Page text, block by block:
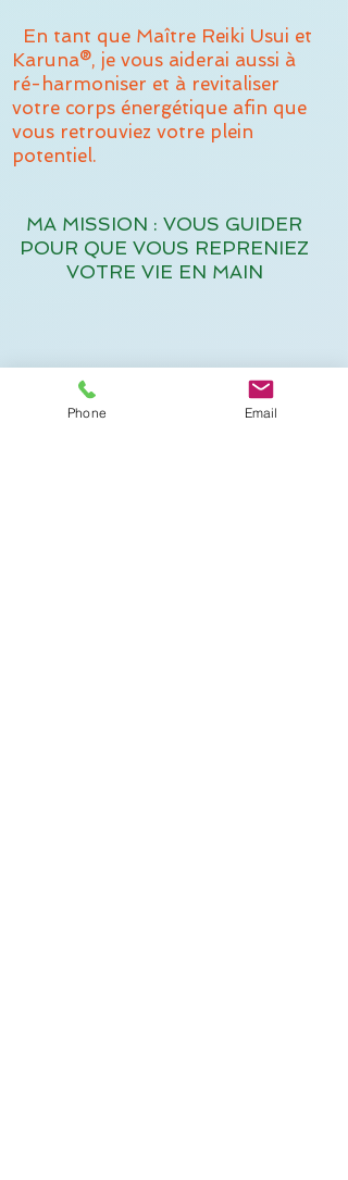
En tant que Maître Reiki Usui et
Karuna®, je vous aiderai aussi à
ré-harmoniser et à revitaliser
votre corps énergétique afin que
vous retrouviez votre plein
potentiel.
MA MISSION : VOUS GUIDER
POUR QUE VOUS REPRENIEZ
VOTRE VIE EN MAIN
Phone Email